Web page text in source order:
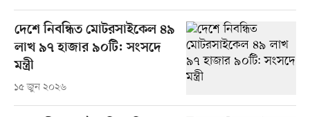
দেশে নিবন্ধিত মোটরসাইকেল ৪৯
লাখ ৯৭ হাজার ৯০টি: সংসদে
মন্ত্রী
১৫ জুন ২০২৬